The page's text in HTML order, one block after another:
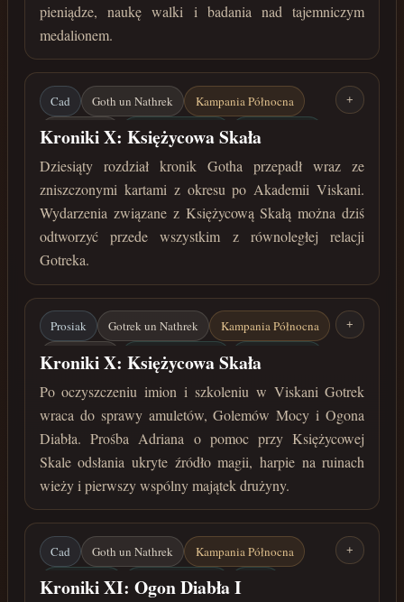
pieniądze, naukę walki i badania nad tajemniczym
medalionem.
Cad Goth un Nathrek
Kampania Północna
Adrian Reol
Księżycowa Skała
Golemy Mocy
Harpie
czerwiec 32 roku przed Zaćmieniem
+
Kroniki X: Księżycowa Skała
Dziesiąty rozdział kronik Gotha przepadł wraz ze
zniszczonymi kartami z okresu po Akademii Viskani.
Wydarzenia związane z Księżycową Skałą można dziś
odtworzyć przede wszystkim z równoległej relacji
Gotreka.
Prosiak Gotrek un Nathrek
Kampania Północna
Adrian Reol
Księżycowa Skała
Golemy Mocy
Harpie
czerwiec 32 roku przed Zaćmieniem
+
Kroniki X: Księżycowa Skała
Po oczyszczeniu imion i szkoleniu w Viskani Gotrek
wraca do sprawy amuletów, Golemów Mocy i Ogona
Diabła. Prośba Adriana o pomoc przy Księżycowej
Skale odsłania ukryte źródło magii, harpie na ruinach
wieży i pierwszy wspólny majątek drużyny.
Cad Goth un Nathrek
Kampania Północna
Ogon Diabła
Szepczące Bagna
Mepo
+
Kroniki XI: Ogon Diabła I